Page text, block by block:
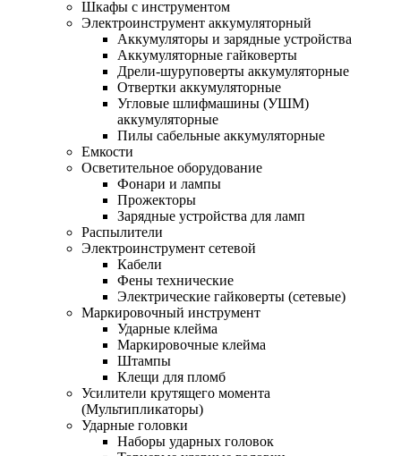
Шкафы с инструментом
Электроинструмент аккумуляторный
Аккумуляторы и зарядные устройства
Аккумуляторные гайковерты
Дрели-шуруповерты аккумуляторные
Отвертки аккумуляторные
Угловые шлифмашины (УШМ)
аккумуляторные
Пилы сабельные аккумуляторные
Емкости
Осветительное оборудование
Фонари и лампы
Прожекторы
Зарядные устройства для ламп
Распылители
Электроинструмент сетевой
Кабели
Фены технические
Электрические гайковерты (сетевые)
Маркировочный инструмент
Ударные клейма
Маркировочные клейма
Штампы
Клещи для пломб
Усилители крутящего момента
(Мультипликаторы)
Ударные головки
Наборы ударных головок